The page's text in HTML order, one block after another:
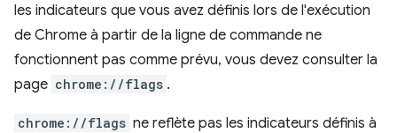
les indicateurs que vous avez définis lors de l'exécution
de Chrome à partir de la ligne de commande ne
fonctionnent pas comme prévu, vous devez consulter la
page chrome://flags .
chrome://flags ne reflète pas les indicateurs définis à